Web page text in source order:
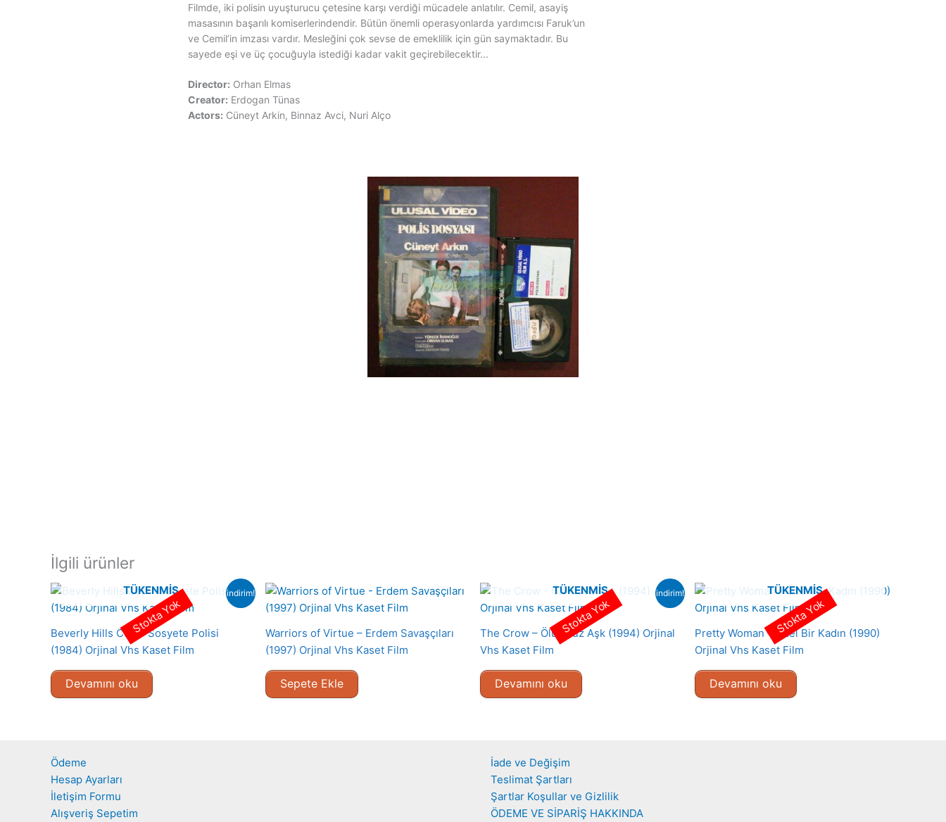
Filmde, iki polisin uyuşturucu çetesine karşı verdiği mücadele anlatılır. Cemil, asayiş
masasının başarılı komiserlerindendir. Bütün önemli operasyonlarda yardımcısı Faruk’un
ve Cemil’in imzası vardır. Mesleğini çok sevse de emeklilik için gün saymaktadır. Bu
sayede eşi ve üç çocuğuyla istediği kadar vakit geçirebilecektir...
Director: Orhan Elmas
Creator: Erdogan Tünas
Actors: Cüneyt Arkin, Binnaz Avci, Nuri Alço
İlgili ürünler
indirim!
TÜKENMIŞ
Beverly Hills Cop – Sosyete Polisi
(1984) Orjinal Vhs Kaset Film
Devamını oku
Stokta Yok
Warriors of Virtue – Erdem Savaşçıları
(1997) Orjinal Vhs Kaset Film
Sepete Ekle
indirim!
TÜKENMIŞ
The Crow – Ölümsüz Aşk (1994) Orjinal
Vhs Kaset Film
Devamını oku
Stokta Yok
TÜKENMIŞ
Pretty Woman – Özel Bir Kadın (1990)
Orjinal Vhs Kaset Film
Devamını oku
Stokta Yok
Ödeme
Hesap Ayarları
İletişim Formu
Alışveriş Sepetim
İade ve Değişim
Teslimat Şartları
Şartlar Koşullar ve Gizlilik
ÖDEME VE SİPARİŞ HAKKINDA